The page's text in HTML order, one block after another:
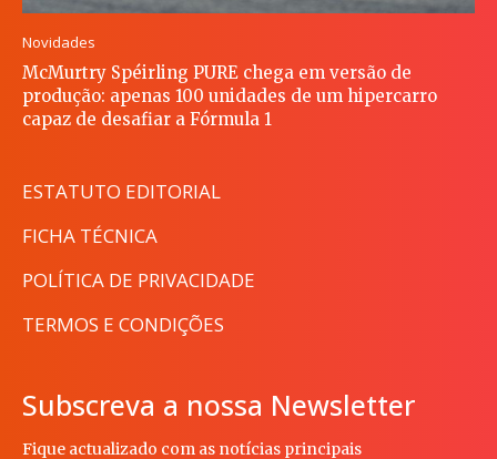
Novidades
McMurtry Spéirling PURE chega em versão de
produção: apenas 100 unidades de um hipercarro
capaz de desafiar a Fórmula 1
ESTATUTO EDITORIAL
FICHA TÉCNICA
POLÍTICA DE PRIVACIDADE
TERMOS E CONDIÇÕES
Subscreva a nossa Newsletter
Fique actualizado com as notícias principais